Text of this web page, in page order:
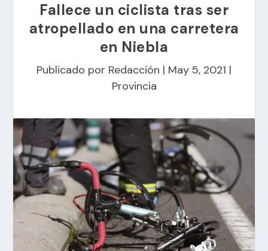
Fallece un ciclista tras ser
atropellado en una carretera
en Niebla
Publicado por Redacción | May 5, 2021 |
Provincia